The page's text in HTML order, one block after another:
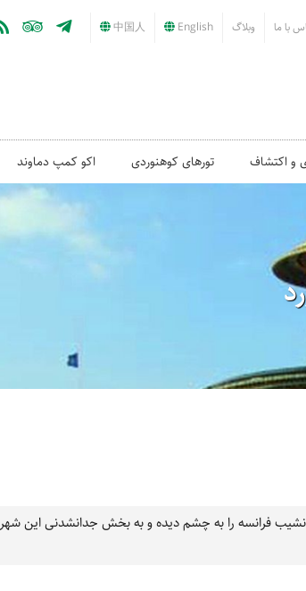
با ما وبلاگ English
中国人
و اکتشاف تورهای کوهنوردی اکو کمپ دماوند
فرانسه را به چشم دیده و به بخش جدانشدنی این شهر